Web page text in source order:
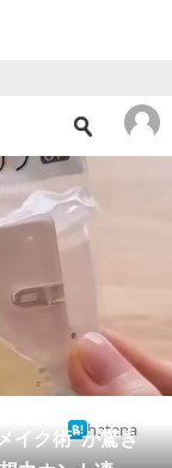
イク術”が驚き
hatena